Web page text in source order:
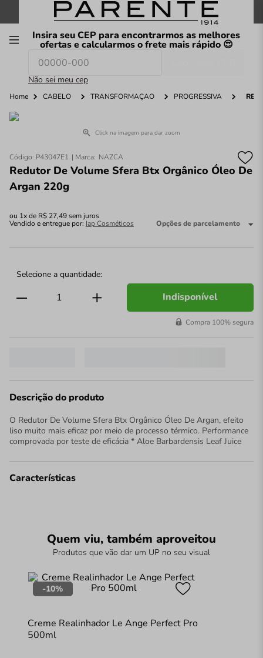
FRETE GRÁTIS nas compras a partir de R$199
Insira seu CEP para encontrarmos as melhores
ofertas e calcularmos o frete mais rápido 😍
Não sei meu cep
O que você procura hoje?
Home CABELO TRANSFORMAÇÃO PROGRESSIVA
Click na imagem para dar zoom
Código: P43047E1 NAZCA
Redutor De Volume Sfera Btx Orgânico Óleo De
Argan 220g
ou 1x de R$ 27,49sem juros
Vendido e entregue por: Iap Cosméticos Opções de parcelamento
Indisponível
Compra 100% segura
Descrição do produto
O Redutor De Volume Sfera Btx Orgânico Óleo De Argan, efeito
liso muito mais eficaz por meio de processo térmico. Performance
comprovada por teste de eficácia * Aloe Barbardensis Leaf Juice
Características
Quem viu, também aproveitou
Produtos que vão dar um UP no seu visual
-10%
Creme Realinhador Le Ange Perfect Pro
500ml